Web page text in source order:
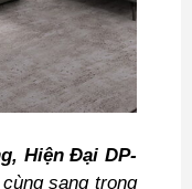
Đại DP-
sang trọng